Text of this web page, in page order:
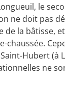
le
ne doit pas
de la bâtisse,
chaussée.
Hubert (à
ne